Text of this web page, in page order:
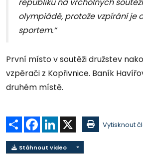
olympiádě, protože vzpírání je
sportem.“
První místo v soutěži družstev
vzpěrači z Kopřivnice. Baník
druhém místě.
Sdílet Facebook
LinkedIn Vytisknout
Stáhnout video